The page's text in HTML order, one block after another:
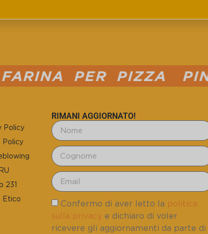
PIZZA PINSA PIZZA
Policy
Policy
231
Etico
RIMANI AGGIORNATO!
Confermo di aver letto la politica
sulla privacy e dichiaro di voler
ricevere gli aggiornamenti da parte di